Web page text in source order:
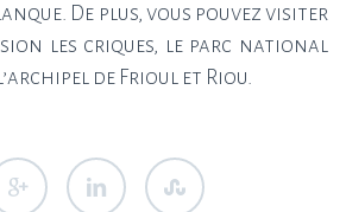
De plus, vous pouvez visiter
les criques, le parc national
de Frioul et Riou.